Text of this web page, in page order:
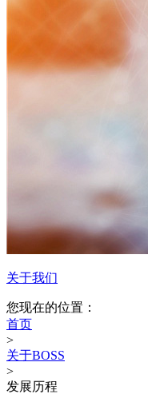
关于我们
您现在的位置：
首页
>
关于BOSS
>
发展历程